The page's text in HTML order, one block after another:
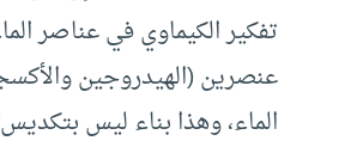
تفكير الكيماوي في عناصر
عنصرين (الهيدروجين
الماء، وهذا بناء ليس